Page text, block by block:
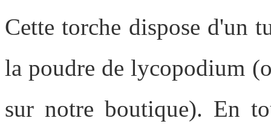
Cette torche dispose d'un
la poudre de lycopodium
sur notre boutique). En